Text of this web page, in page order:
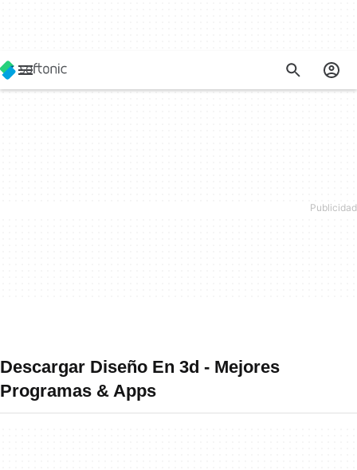
Descargar Diseño En 3d - Mejores
Programas & Apps